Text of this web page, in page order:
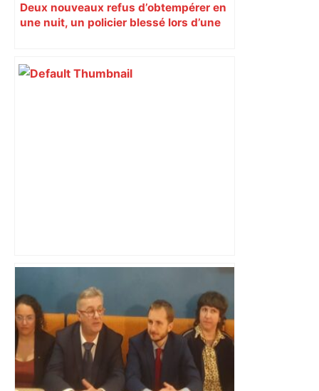
Deux nouveaux refus d’obtempérer en
une nuit, un policier blessé lors d’une
Dress code élégant, salle d’apparat,
numéros de cabaret… C’est quoi ces
soirées de luxe "Secret Party" dans un
château près de Toulouse –
ladepeche.fr